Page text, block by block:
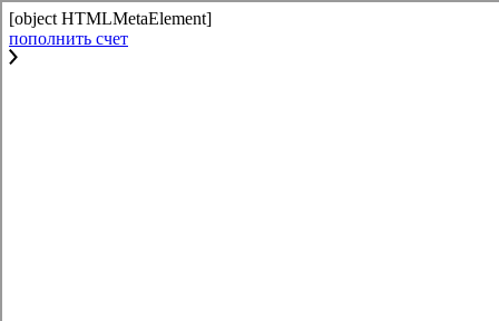
[object HTMLMetaElement]
пополнить счет